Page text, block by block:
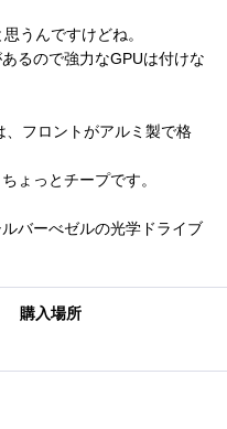
うんですけどね。
るので強力なGPUは付けな
フロントがアルミ製で格
ょっとチープです。
バーべゼルの光学ドライブ
購入場所